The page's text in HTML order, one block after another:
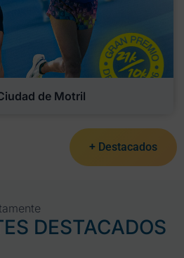
de Motril
+ Destacados
DESTACADOS